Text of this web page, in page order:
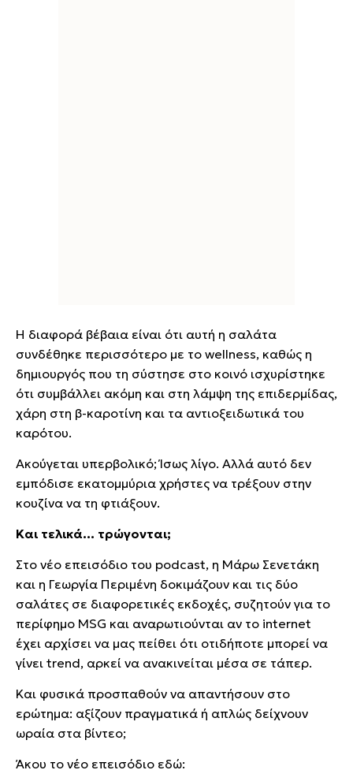
Η διαφορά βέβαια είναι ότι αυτή η σαλάτα
συνδέθηκε περισσότερο με το wellness, καθώς η
δημιουργός που τη σύστησε στο κοινό ισχυρίστηκε
ότι συμβάλλει ακόμη και στη λάμψη της επιδερμίδας,
χάρη στη β-καροτίνη και τα αντιοξειδωτικά του
καρότου.
Ακούγεται υπερβολικό; Ίσως λίγο. Αλλά αυτό δεν
εμπόδισε εκατομμύρια χρήστες να τρέξουν στην
κουζίνα να τη φτιάξουν.
Και τελικά… τρώγονται;
Στο νέο επεισόδιο του podcast, η Μάρω Σενετάκη
και η Γεωργία Περιμένη δοκιμάζουν και τις δύο
σαλάτες σε διαφορετικές εκδοχές, συζητούν για το
περίφημο MSG και αναρωτιούνται αν το internet
έχει αρχίσει να μας πείθει ότι οτιδήποτε μπορεί να
γίνει trend, αρκεί να ανακινείται μέσα σε τάπερ.
Και φυσικά προσπαθούν να απαντήσουν στο
ερώτημα: αξίζουν πραγματικά ή απλώς δείχνουν
ωραία στα βίντεο;
Άκου το νέο επεισόδιο εδώ: